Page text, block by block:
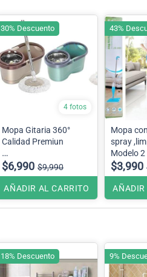
4 fotos
Mopa Gitaria 360°
Calidad Premiun
Tambor metalico
incluye mopa de
repuesto.
$6,990 $9,990
AÑADIR AL CARRITO
30% Descuento
Mopa con rociador
spray
Modelo 2
$3,990
AÑADIR
43%
18% Descuento 9%